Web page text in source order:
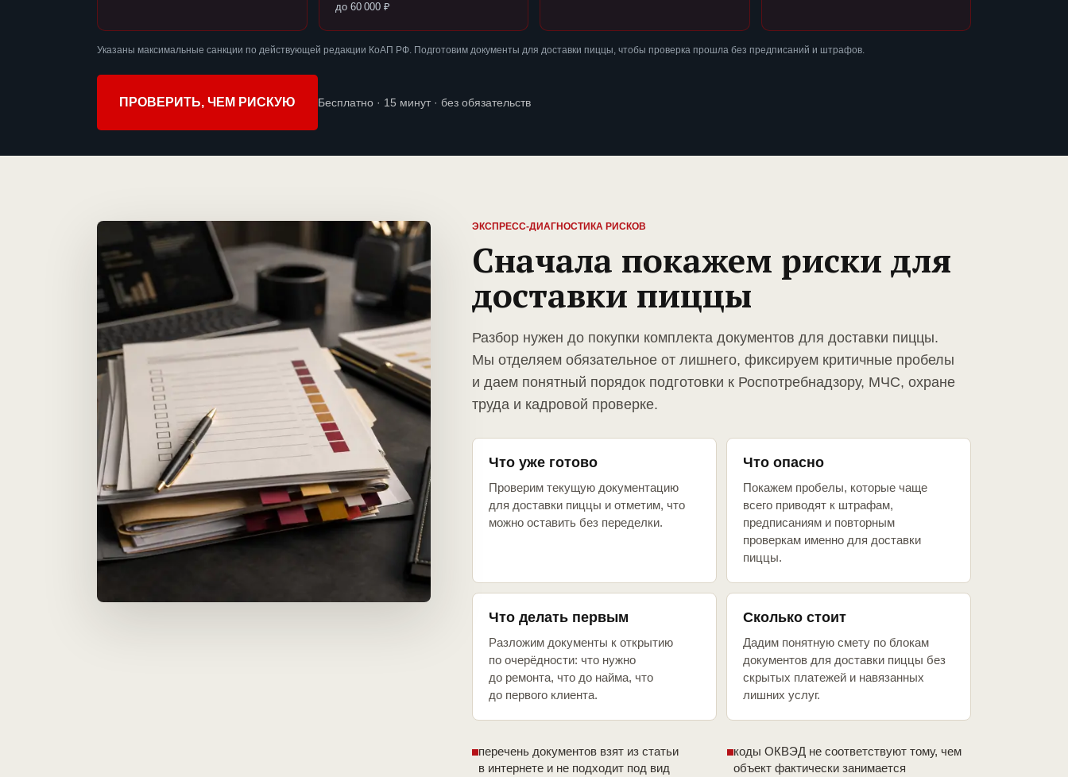
до 60 000 ₽
Указаны максимальные санкции по действующей редакции КоАП РФ. Подготовим документы для доставки пиццы, чтобы проверка прошла без предписаний и штрафов.
ПРОВЕРИТЬ, ЧЕМ РИСКУЮ Бесплатно · 15 минут · без обязательств
ЭКСПРЕСС-ДИАГНОСТИКА РИСКОВ
Сначала покажем риски для
доставки пиццы
Разбор нужен до покупки комплекта документов для доставки пиццы.
Мы отделяем обязательное от лишнего, фиксируем критичные пробелы
и даем понятный порядок подготовки к Роспотребнадзору, МЧС, охране
труда и кадровой проверке.
Что уже готово
Проверим текущую документацию
для доставки пиццы и отметим, что
можно оставить без переделки.
Что опасно
Покажем пробелы, которые чаще
всего приводят к штрафам,
предписаниям и повторным
проверкам именно для доставки
пиццы.
Что делать первым
Разложим документы к открытию
по очерёдности: что нужно
до ремонта, что до найма, что
до первого клиента.
Сколько стоит
Дадим понятную смету по блокам
документов для доставки пиццы без
скрытых платежей и навязанных
лишних услуг.
перечень документов взят из статьи
в интернете и не подходит под вид
коды ОКВЭД не соответствуют тому, чем
объект фактически занимается